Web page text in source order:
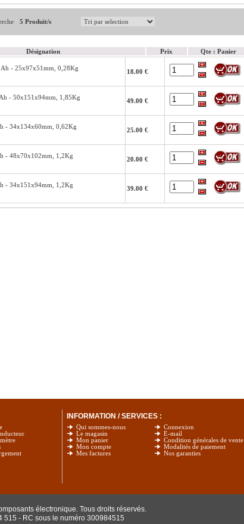
5 Produit/s
Désignation Prix Qte : Panier
- 25x97x51mm, 0,28Kg
18.00 €
- 50x151x94mm, 1,85Kg
49.00 €
- 34x134x60mm, 0,62Kg
25.00 €
- 48x70x102mm, 1,2Kg
20.00 €
- 34x151x94mm, 1,2Kg
39.00 €
INFORMATION / SERVICES :
Qui sommes-nous
Le magasin
Mon panier
Mon compte
Mes factures
Connexion
E-mail
Condition générales de vente
Modalités de paiement
Nos garanties
électronique. Tous droits réservés.
515 - RC sous le numéro 300984515